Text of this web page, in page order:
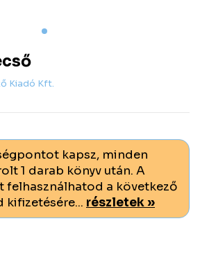
Kiadó Kft.
kapsz, minden
1 darab könyv után. A
felhasználhatod a következő
kifizetésére... részletek »